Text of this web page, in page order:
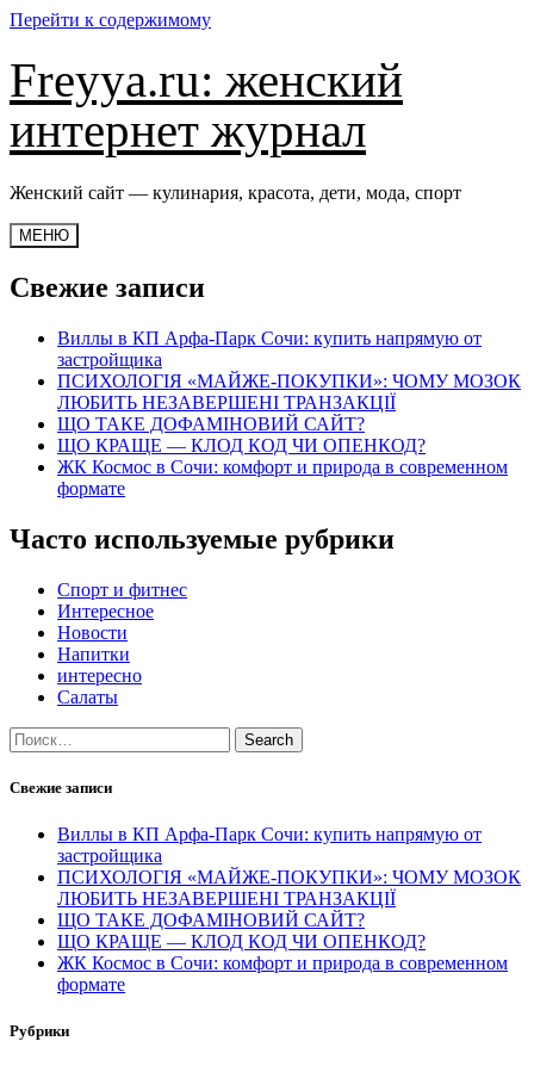
Перейти к содержимому
Freyya.ru: женский
интернет журнал
Женский сайт — кулинария, красота, дети, мода, спорт
МЕНЮ
Свежие записи
Виллы в КП Арфа-Парк Сочи: купить напрямую от
застройщика
ПСИХОЛОГІЯ «МАЙЖЕ-ПОКУПКИ»: ЧОМУ МОЗОК
ЛЮБИТЬ НЕЗАВЕРШЕНІ ТРАНЗАКЦІЇ
ЩО ТАКЕ ДОФАМІНОВИЙ САЙТ?
ЩО КРАЩЕ — КЛОД КОД ЧИ ОПЕНКОД?
ЖК Космос в Сочи: комфорт и природа в современном
формате
Часто используемые рубрики
Спорт и фитнес
Интересное
Новости
Напитки
интересно
Салаты
Search
Свежие записи
Виллы в КП Арфа-Парк Сочи: купить напрямую от
застройщика
ПСИХОЛОГІЯ «МАЙЖЕ-ПОКУПКИ»: ЧОМУ МОЗОК
ЛЮБИТЬ НЕЗАВЕРШЕНІ ТРАНЗАКЦІЇ
ЩО ТАКЕ ДОФАМІНОВИЙ САЙТ?
ЩО КРАЩЕ — КЛОД КОД ЧИ ОПЕНКОД?
ЖК Космос в Сочи: комфорт и природа в современном
формате
Рубрики